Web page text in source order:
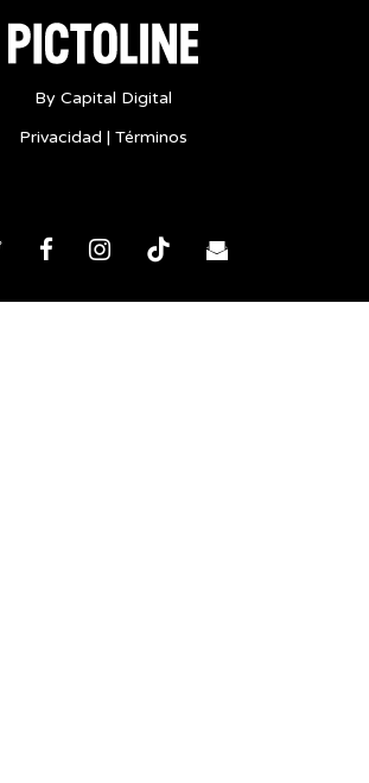
By Capital Digital
Privacidad | Términos
TwitterFacebookInstagram
TikTok